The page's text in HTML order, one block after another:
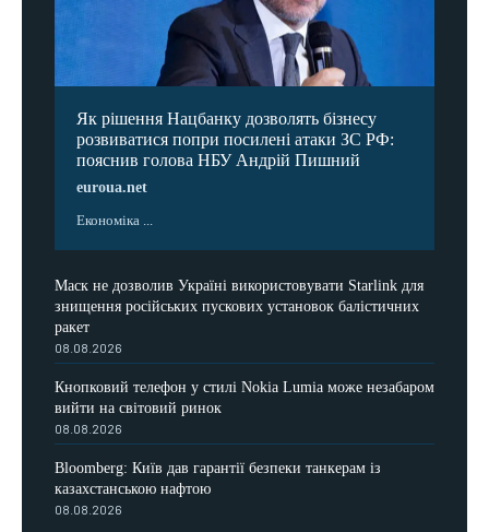
Як рішення Нацбанку дозволять бізнесу
розвиватися попри посилені атаки ЗС РФ:
пояснив голова НБУ Андрій Пишний
euroua.net
Економіка ...
Маск не дозволив Україні використовувати Starlink для
знищення російських пускових установок балістичних
ракет
08.08.2026
Кнопковий телефон у стилі Nokia Lumia може незабаром
вийти на світовий ринок
08.08.2026
Bloomberg: Київ дав гарантії безпеки танкерам із
казахстанською нафтою
08.08.2026